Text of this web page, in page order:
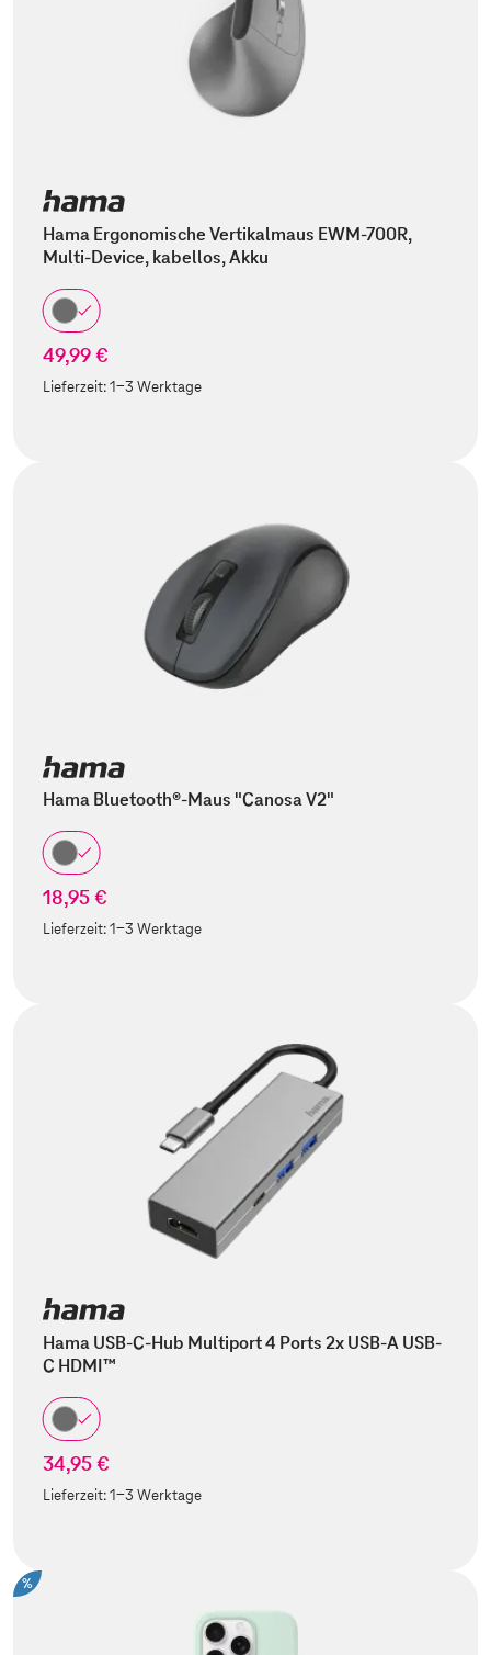
Hama Ergonomische Vertikalmaus EWM-700R,
Multi-Device, kabellos, Akku
49,99 €
Lieferzeit:1-3 Werktage
Hama Bluetooth®-Maus "Canosa V2"
18,95 €
Lieferzeit:1-3 Werktage
Hama USB-C-Hub Multiport 4 Ports 2x USB-A USB-
C HDMI™
34,95 €
Lieferzeit:1-3 Werktage
%